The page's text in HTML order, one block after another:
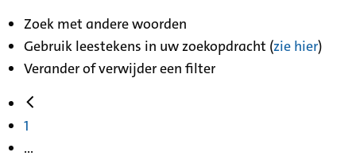
Zoek met andere woorden
Gebruik leestekens in uw zoekopdracht (zie hier)
Verander of verwijder een filter
1
...